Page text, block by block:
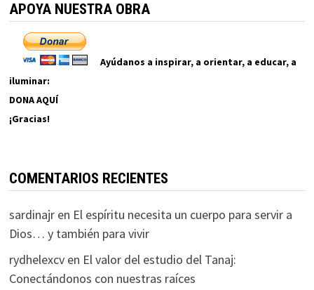
APOYA NUESTRA OBRA
Ayúdanos a inspirar, a orientar, a educar, a
iluminar:
DONA AQUÍ
¡Gracias!
COMENTARIOS RECIENTES
sardinajren El espíritu necesita un cuerpo para servir a
Dios… y también para vivir
rydhelexcven El valor del estudio del Tanaj:
Conectándonos con nuestras raíces